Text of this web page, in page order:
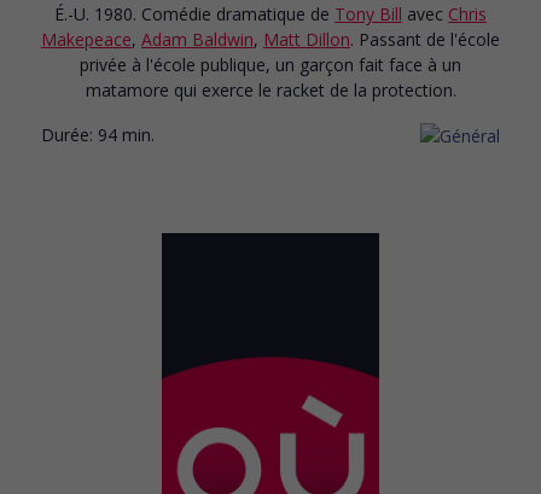
É.-U. 1980. Comédie dramatique de Tony Bill avec Chris
Makepeace, Adam Baldwin, Matt Dillon. Passant de l'école
privée à l'école publique, un garçon fait face à un
matamore qui exerce le racket de la protection.
Durée: 94 min.